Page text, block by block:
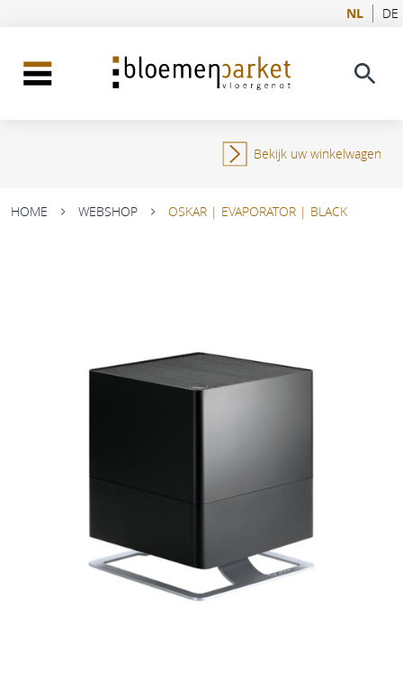
NL DE
Bekijk uw winkelwagen
HOME WEBSHOP OSKAR | EVAPORATOR | BLACK